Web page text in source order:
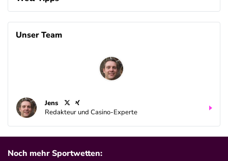
Unser Team
Jens
Redakteur und Casino-Experte
Noch mehr Sportwetten: